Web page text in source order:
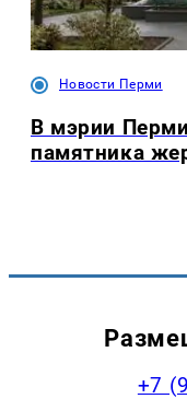
Новости Перми
В мэрии
памятника
+7